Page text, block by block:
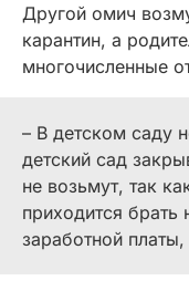
Другой омич
карантин, а
многочисленные
– В детском саду
детский сад
не возьмут, так
приходится брать
заработной